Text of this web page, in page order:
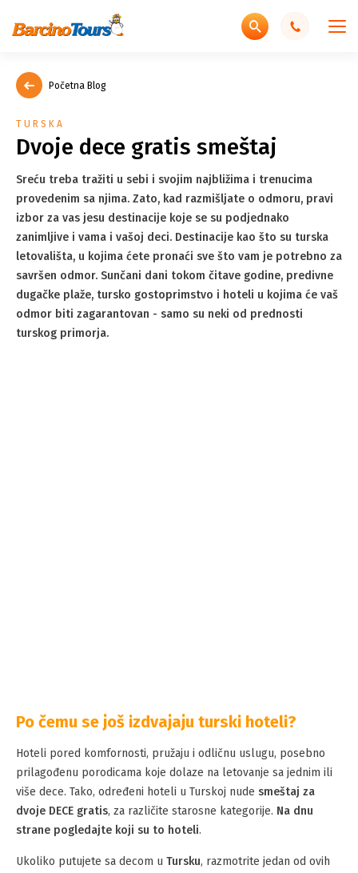
Početna Blog
TURSKA
Dvoje dece gratis smeštaj
Sreću treba tražiti u sebi i svojim najbližima i trenucima
provedenim sa njima. Zato, kad razmišljate o odmoru, pravi
izbor za vas jesu destinacije koje se su podjednako
zanimljive i vama i vašoj deci. Destinacije kao što su turska
letovališta, u kojima ćete pronaći sve što vam je potrebno za
savršen odmor. Sunčani dani tokom čitave godine, predivne
dugačke plaže, tursko gostoprimstvo i hoteli u kojima će vaš
odmor biti zagarantovan - samo su neki od prednosti
turskog primorja.
Po čemu se još izdvajaju turski hoteli?
Hoteli pored komfornosti, pružaju i odličnu uslugu, posebno
prilagođenu porodicama koje dolaze na letovanje sa jednim ili
više dece. Tako, određeni hoteli u Turskoj nude smeštaj za
dvoje DECE gratis, za različite starosne kategorije. Na dnu
strane pogledajte koji su to hoteli.
Ukoliko putujete sa decom u Tursku, razmotrite jedan od ovih